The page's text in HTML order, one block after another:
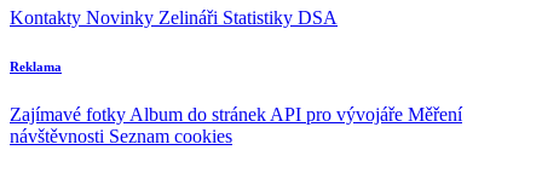
Kontakty Novinky Zelináři Statistiky DSA
Reklama
Zajímavé fotky Album do stránek API pro vývojáře Měření
návštěvnosti Seznam cookies